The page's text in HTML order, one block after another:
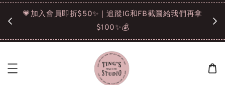
選
💗加入會員即折$50✨｜追蹤IG和FB截圖給我們再拿
$100✨💰